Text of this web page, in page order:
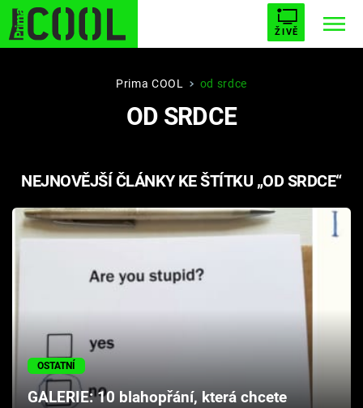
ŽIVĚ
STARHOUSE BUFFY, PŘEMOŽITELKA UPÍRŮ
PLNEJ KOTEL AVENGERS 5
Témata
Hry
Cool Esport
Prima COOL od srdce
OD SRDCE
NEJNOVĚJŠÍ ČLÁNKY KE ŠTÍTKU „OD SRDCE“
OSTATNÍ
GALERIE: 10 blahopřání, která chcete